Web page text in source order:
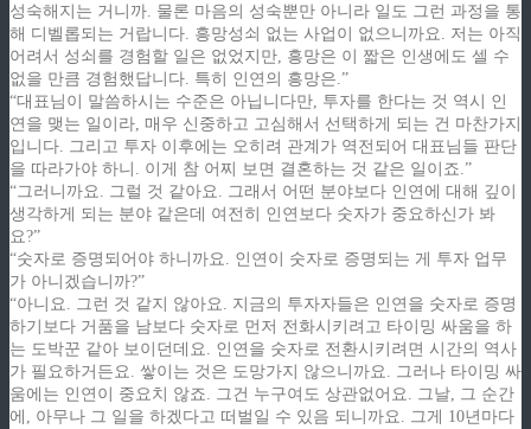
성숙해지는 거니까. 물론 마음의 성숙뿐만 아니라 일도 그런 과정을 통
해 디벨롭되는 거랍니다. 흥망성쇠 없는 사업이 없으니까요. 저는 아직
어려서 성쇠를 경험할 일은 없었지만, 흥망은 이 짧은 인생에도 셀 수
없을 만큼 경험했답니다. 특히 인연의 흥망은.”
“대표님이 말씀하시는 수준은 아닙니다만, 투자를 한다는 것 역시 인
연을 맺는 일이라, 매우 신중하고 고심해서 선택하게 되는 건 마찬가지
입니다. 그리고 투자 이후에는 오히려 관계가 역전되어 대표님들 판단
을 따라가야 하니. 이게 참 어찌 보면 결혼하는 것 같은 일이죠.”
“그러니까요. 그럴 것 같아요. 그래서 어떤 분야보다 인연에 대해 깊이
생각하게 되는 분야 같은데 여전히 인연보다 숫자가 중요하신가 봐
요?”
“숫자로 증명되어야 하니까요. 인연이 숫자로 증명되는 게 투자 업무
가 아니겠습니까?”
“아니요. 그런 것 같지 않아요. 지금의 투자자들은 인연을 숫자로 증명
하기보다 거품을 남보다 숫자로 먼저 전화시키려고 타이밍 싸움을 하
는 도박꾼 같아 보이던데요. 인연을 숫자로 전환시키려면 시간의 역사
가 필요하거든요. 쌓이는 것은 도망가지 않으니까요. 그러나 타이밍 싸
움에는 인연이 중요치 않죠. 그건 누구여도 상관없어요. 그날, 그 순간
에, 아무나 그 일을 하겠다고 떠벌일 수 있음 되니까요. 그게 10년마다